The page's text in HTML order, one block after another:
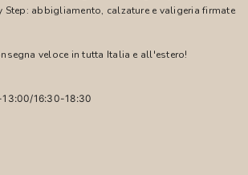
Step: abbigliamento, calzature e valigeria firmate
veloce in tutta Italia e all'estero!
16:30-18:30